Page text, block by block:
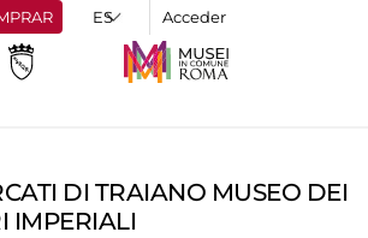
Acceder
DI TRAIANO MUSEO DEI
IMPERIALI